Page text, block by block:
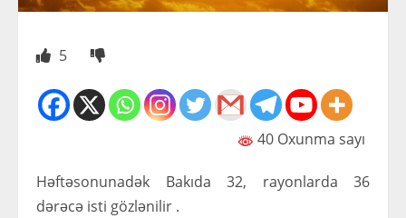
5
40 Oxunma sayı
Həftəsonunadək Bakıda 32, rayonlarda 36
dərəcə isti gözlənilir .